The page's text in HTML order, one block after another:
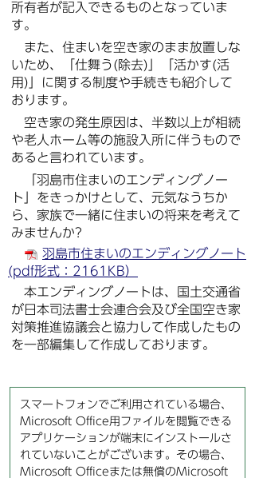
所有者が記入できるものとなっていま
す。
また、住まいを空き家のまま放置しな
いため、「仕舞う(除去)」「活かす(活
用)」に関する制度や手続きも紹介して
おります。
空き家の発生原因は、半数以上が相続
や老人ホーム等の施設入所に伴うもので
あると言われています。
「羽島市住まいのエンディングノー
ト」をきっかけとして、元気なうちか
ら、家族で一緒に住まいの将来を考えて
みませんか?
羽島市住まいのエンディングノート
(pdf形式：2161KB）
本エンディングノートは、国土交通省
が日本司法書士会連合会及び全国空き家
対策推進協議会と協力して作成したもの
を一部編集して作成しております。
スマートフォンでご利用されている場合、
Microsoft Office用ファイルを閲覧できる
アプリケーションが端末にインストールさ
れていないことがございます。その場合、
Microsoft Officeまたは無償のMicrosoft